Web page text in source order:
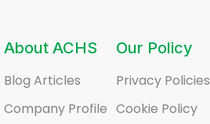
About ACHS
Blog Articles
Company Profile
Our Policy
Privacy Policies
Cookie Policy